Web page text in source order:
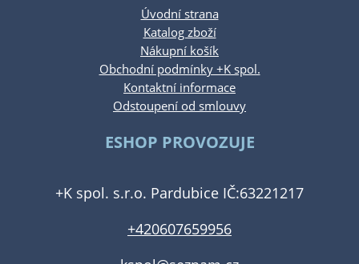
Úvodní strana
Katalog zboží
Nákupní košík
Obchodní podmínky +K spol.
Kontaktní informace
Odstoupení od smlouvy
ESHOP PROVOZUJE
+K spol. s.r.o. Pardubice IČ:63221217
+420607659956